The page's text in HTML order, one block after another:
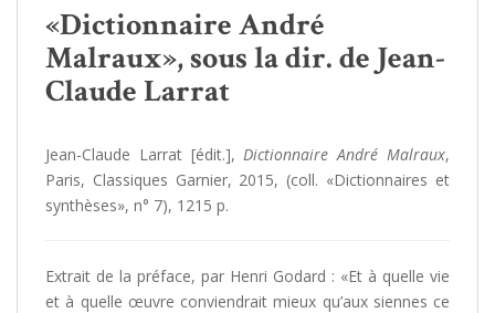
«Dictionnaire André
Malraux», sous la dir. de Jean-
Claude Larrat
Jean-Claude Larrat [édit.],Dictionnaire André Malraux,
Paris, Classiques Garnier, 2015, (coll. «Dictionnaires et
synthèses», n° 7), 1215 p.
Extrait de la préface, par Henri Godard : «Et à quelle vie
et à quelle œuvre conviendrait mieux qu’aux siennes ce